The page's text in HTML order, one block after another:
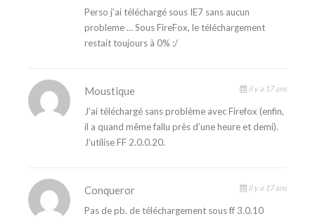
Perso j’ai téléchargé sous IE7 sans aucun
probleme … Sous FireFox, le téléchargement
restait toujours à 0% :/
Moustique il y a 17 ans
J’ai téléchargé sans problème avec Firefox (enfin,
il a quand même fallu près d’une heure et demi).
J’utilise FF 2.0.0.20.
Conqueror il y a 17 ans
Pas de pb. de téléchargement sous ff 3.0.10